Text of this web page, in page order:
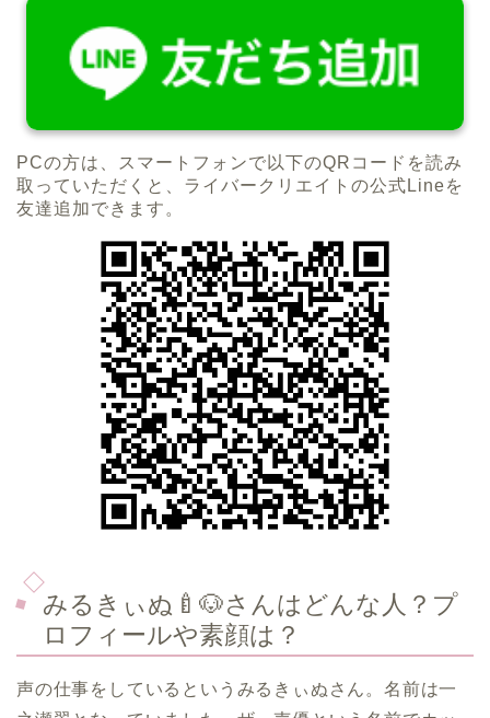
PCの方は、スマートフォンで以下のQRコードを読み
取っていただくと、ライバークリエイトの公式Lineを
友達追加できます。
みるきぃぬ🍼🐶さんはどんな人？プ
ロフィールや素顔は？
声の仕事をしているというみるきぃぬさん。名前は一